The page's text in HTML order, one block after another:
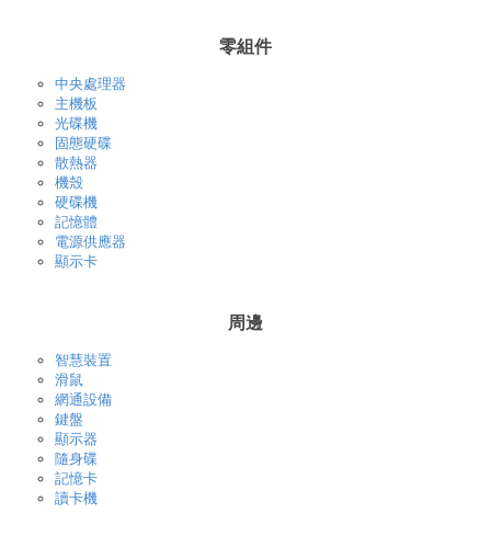
零組件
中央處理器
主機板
光碟機
固態硬碟
散熱器
機殼
硬碟機
記憶體
電源供應器
顯示卡
周邊
智慧裝置
滑鼠
網通設備
鍵盤
顯示器
隨身碟
記憶卡
讀卡機